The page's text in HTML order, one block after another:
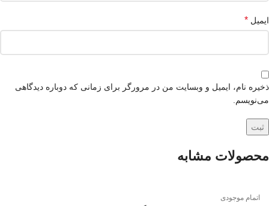
ایمیل *
ذخیره نام، ایمیل و وبسایت من در مرورگر برای زمانی که دوباره دیدگاهی
می‌نویسم.
محصولات مشابه
اتمام موجودی